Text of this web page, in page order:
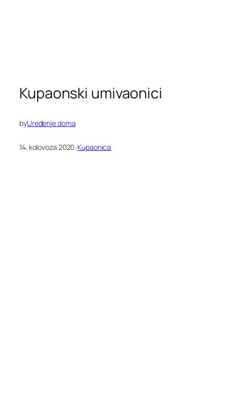
Kupaonski umivaonici
byUređenje doma
14. kolovoza 2020.·Kupaonica